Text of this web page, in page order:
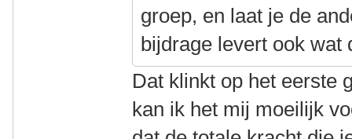
groep, en laat je de
bijdrage levert ook wat
Dat klinkt op het eerste
kan ik het mij moeilijk